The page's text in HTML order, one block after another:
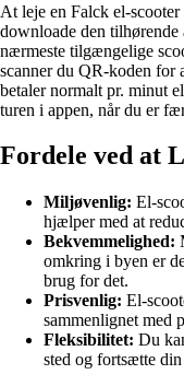
At leje en Falck el-
downloade den tilhørende
nærmeste tilgængelige
scanner du QR-koden for
betaler normalt pr. minut
turen i appen, når du er
Fordele ved at
Miljøvenlig: El-
hjælper med at
Bekvemmelighed:
omkring i byen er
brug for det.
Prisvenlig: El-
sammenlignet med
Fleksibilitet: Du
sted og fortsætte